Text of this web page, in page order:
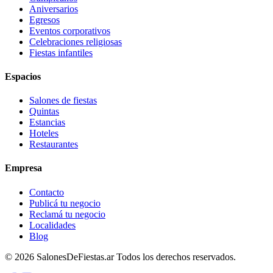
Aniversarios
Egresos
Eventos corporativos
Celebraciones religiosas
Fiestas infantiles
Espacios
Salones de fiestas
Quintas
Estancias
Hoteles
Restaurantes
Empresa
Contacto
Publicá tu negocio
Reclamá tu negocio
Localidades
Blog
© 2026 SalonesDeFiestas.arTodos los derechos reservados.